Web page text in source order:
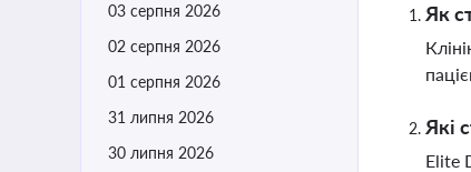
03 серпня 2026
02 серпня 2026
01 серпня 2026
31 липня 2026
30 липня 2026
Як
Які
Elite